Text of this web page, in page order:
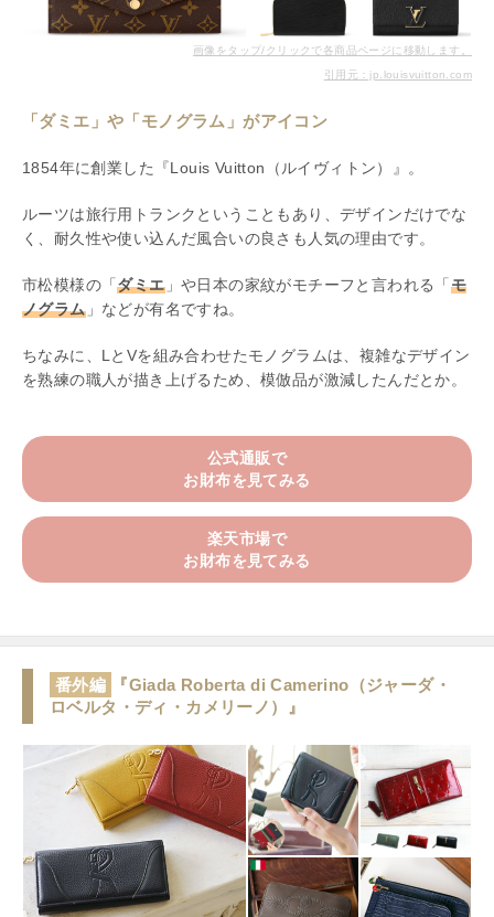
画像をタップ/クリックで各商品ページに移動します。
引用元：jp.louisvuitton.com
「ダミエ」や「モノグラム」がアイコン
1854年に創業した『Louis Vuitton（ルイヴィトン）』。
ルーツは旅行用トランクということもあり、デザインだけでな
く、耐久性や使い込んだ風合いの良さも人気の理由です。
市松模様の「ダミエ」や日本の家紋がモチーフと言われる「 モ
ノグラム」などが有名ですね。
ちなみに、LとVを組み合わせたモノグラムは、複雑なデザイン
を熟練の職人が描き上げるため、模倣品が激減したんだとか。
公式通販で
お財布を見てみる
楽天市場で
お財布を見てみる
番外編
『Giada Roberta di Camerino（ジャーダ・
ロベルタ・ディ・カメリーノ）』